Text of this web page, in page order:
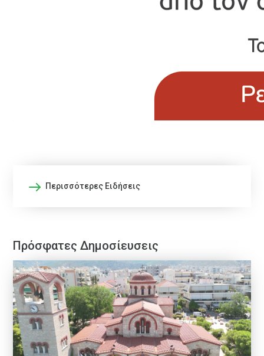
Περισσότερες Ειδήσεις
Πρόσφατες Δημοσίευσεις